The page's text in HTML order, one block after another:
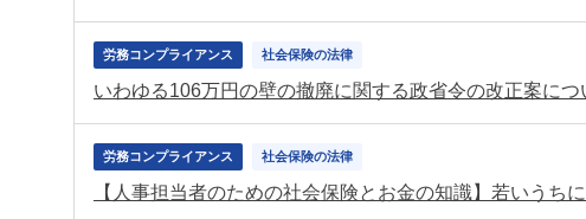
労務コンプライアンス 社会保険の法律
労務コンプライアンス 社会保険の法律
【人事担当者のための社会保険とお金の知識】若いうち